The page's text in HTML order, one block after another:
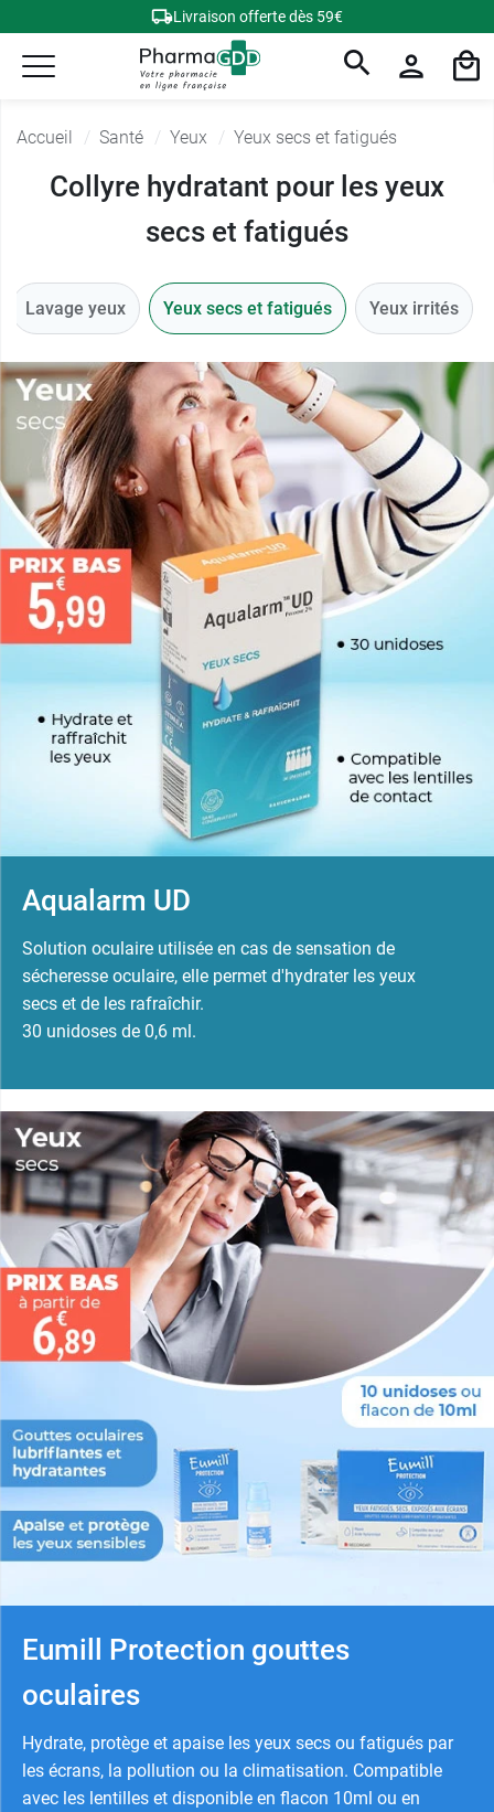
Livraison offerte dès 59€
Accueil Santé Yeux Yeux secs et fatigués
Collyre hydratant pour les yeux
secs et fatigués
Lavage yeux Yeux secs et fatigués Yeux irrités
Aqualarm UD
Solution oculaire utilisée en cas de sensation de
sécheresse oculaire, elle permet d'hydrater les yeux
secs et de les rafraîchir.
30 unidoses de 0,6 ml.
Eumill Protection gouttes
oculaires
Hydrate, protège et apaise les yeux secs ou fatigués par
les écrans, la pollution ou la climatisation. Compatible
avec les lentilles et disponible en flacon 10ml ou en